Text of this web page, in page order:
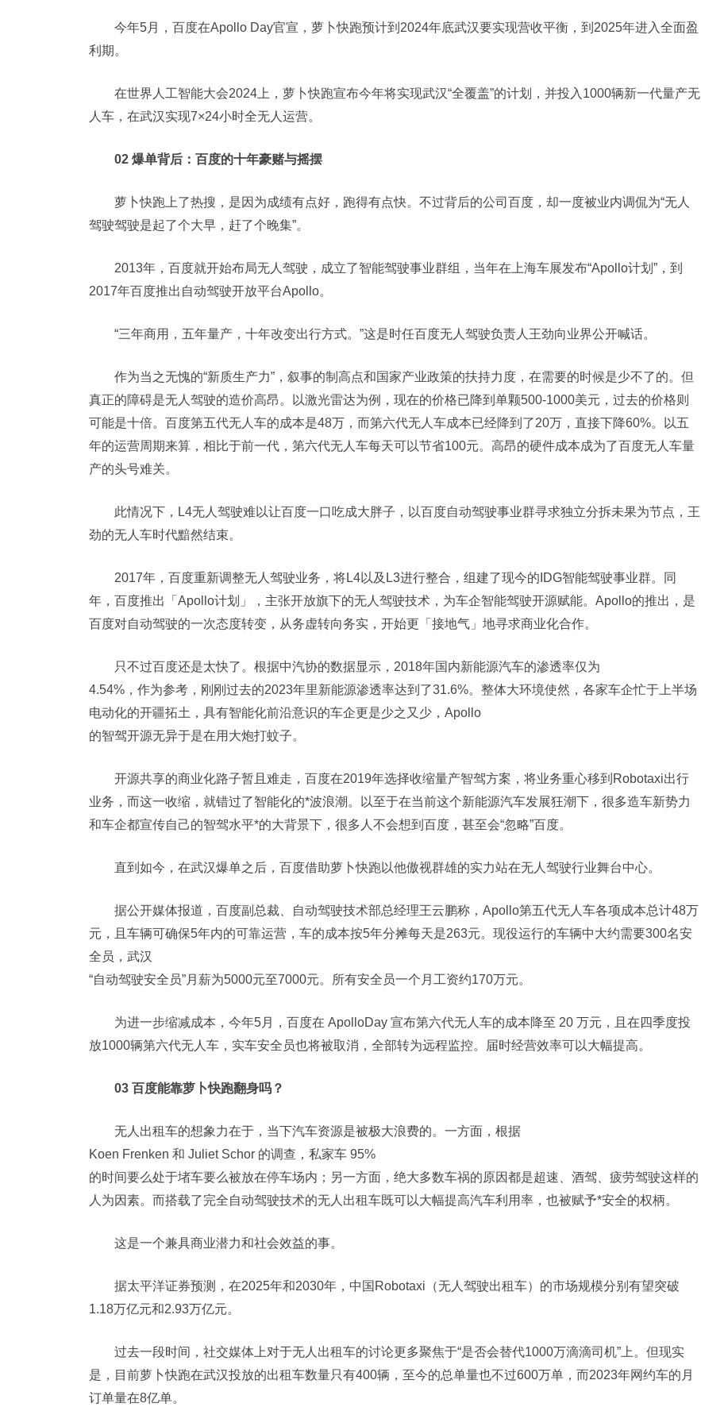
今年5月，百度在Apollo Day官宣，萝卜快跑预计到2024年底武汉要实现营收平衡，到2025年进入全面盈
利期。
在世界人工智能大会2024上，萝卜快跑宣布今年将实现武汉“全覆盖”的计划，并投入1000辆新一代量产无
人车，在武汉实现7×24小时全无人运营。
02 爆单背后：百度的十年豪赌与摇摆
萝卜快跑上了热搜，是因为成绩有点好，跑得有点快。不过背后的公司百度，却一度被业内调侃为“无人
驾驶驾驶是起了个大早，赶了个晚集”。
2013年，百度就开始布局无人驾驶，成立了智能驾驶事业群组，当年在上海车展发布“Apollo计划”，到
2017年百度推出自动驾驶开放平台Apollo。
“三年商用，五年量产，十年改变出行方式。”这是时任百度无人驾驶负责人王劲向业界公开喊话。
作为当之无愧的“新质生产力”，叙事的制高点和国家产业政策的扶持力度，在需要的时候是少不了的。但
真正的障碍是无人驾驶的造价高昂。以激光雷达为例，现在的价格已降到单颗500-1000美元，过去的价格则
可能是十倍。百度第五代无人车的成本是48万，而第六代无人车成本已经降到了20万，直接下降60%。以五
年的运营周期来算，相比于前一代，第六代无人车每天可以节省100元。高昂的硬件成本成为了百度无人车量
产的头号难关。
此情况下，L4无人驾驶难以让百度一口吃成大胖子，以百度自动驾驶事业群寻求独立分拆未果为节点，王
劲的无人车时代黯然结束。
2017年，百度重新调整无人驾驶业务，将L4以及L3进行整合，组建了现今的IDG智能驾驶事业群。同
年，百度推出「Apollo计划」，主张开放旗下的无人驾驶技术，为车企智能驾驶开源赋能。Apollo的推出，是
百度对自动驾驶的一次态度转变，从务虚转向务实，开始更「接地气」地寻求商业化合作。
只不过百度还是太快了。根据中汽协的数据显示，2018年国内新能源汽车的渗透率仅为
4.54%，作为参考，刚刚过去的2023年里新能源渗透率达到了31.6%。整体大环境使然，各家车企忙于上半场
电动化的开疆拓土，具有智能化前沿意识的车企更是少之又少，Apollo
的智驾开源无异于是在用大炮打蚊子。
开源共享的商业化路子暂且难走，百度在2019年选择收缩量产智驾方案，将业务重心移到Robotaxi出行
业务，而这一收缩，就错过了智能化的*波浪潮。以至于在当前这个新能源汽车发展狂潮下，很多造车新势力
和车企都宣传自己的智驾水平*的大背景下，很多人不会想到百度，甚至会“忽略”百度。
直到如今，在武汉爆单之后，百度借助萝卜快跑以他傲视群雄的实力站在无人驾驶行业舞台中心。
据公开媒体报道，百度副总裁、自动驾驶技术部总经理王云鹏称，Apollo第五代无人车各项成本总计48万
元，且车辆可确保5年内的可靠运营，车的成本按5年分摊每天是263元。现役运行的车辆中大约需要300名安
全员，武汉
“自动驾驶安全员”月薪为5000元至7000元。所有安全员一个月工资约170万元。
为进一步缩减成本，今年5月，百度在 ApolloDay 宣布第六代无人车的成本降至 20 万元，且在四季度投
放1000辆第六代无人车，实车安全员也将被取消，全部转为远程监控。届时经营效率可以大幅提高。
03 百度能靠萝卜快跑翻身吗？
无人出租车的想象力在于，当下汽车资源是被极大浪费的。一方面，根据
Koen Frenken 和 Juliet Schor 的调查，私家车 95%
的时间要么处于堵车要么被放在停车场内；另一方面，绝大多数车祸的原因都是超速、酒驾、疲劳驾驶这样的
人为因素。而搭载了完全自动驾驶技术的无人出租车既可以大幅提高汽车利用率，也被赋予*安全的权柄。
这是一个兼具商业潜力和社会效益的事。
据太平洋证券预测，在2025年和2030年，中国Robotaxi（无人驾驶出租车）的市场规模分别有望突破
1.18万亿元和2.93万亿元。
过去一段时间，社交媒体上对于无人出租车的讨论更多聚焦于“是否会替代1000万滴滴司机”上。但现实
是，目前萝卜快跑在武汉投放的出租车数量只有400辆，至今的总单量也不过600万单，而2023年网约车的月
订单量在8亿单。